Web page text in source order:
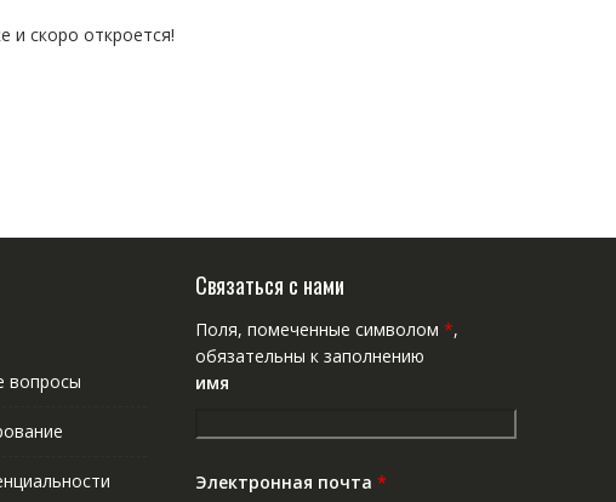
и скоро откроется!
вопросы
Связаться с нами
Поля, помеченные символом *,
обязательны к заполнению
имя
Электронная почта *